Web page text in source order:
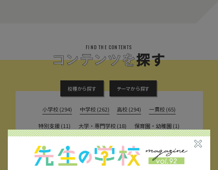
FIND THE CONTENTS
校種から探す テーマから探す
小学校 (294) 中学校 (262) 高校 (294) 一貫校 (65)
特別支援 (11) 大学・専門学校 (18) 保育園・幼稚園 (1)
オルタナティブスクール (18) 教育委員会 (4)